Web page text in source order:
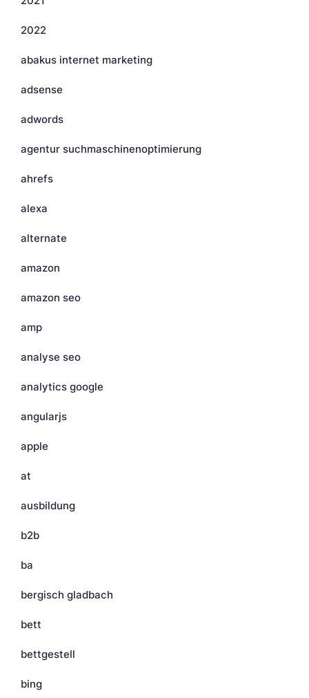
2022
abakus internet marketing
adsense
adwords
agentur suchmaschinenoptimierung
ahrefs
alexa
alternate
amazon
amazon seo
amp
analyse seo
analytics google
angularjs
apple
at
ausbildung
b2b
ba
bergisch gladbach
bett
bettgestell
bing